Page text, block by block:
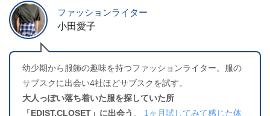
ファッションライター
小田愛子
幼少期から服飾の趣味を持つファッションライター。服の
サブスクに出会い4社ほどサブスクを試す。
大人っぽい落ち着いた服を探していた所
「EDIST.CLOSET」に出会う 。
1ヶ月試してみて感じた体